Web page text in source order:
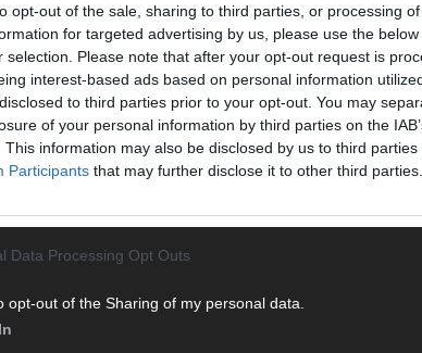
opt-out of the sale, sharing to third parties, or processing
for targeted advertising by us, please use the
selection. Please note that after your opt-out request is
interest-based ads based on personal information
to third parties prior to your opt-out. You may
of your personal information by third parties on the
This information may also be disclosed by us to third parties
Participants that may further disclose it to other third parties.
Data Processing Opt Outs
opt-out of the Sharing of my personal data.
Team hinter den News, Storys und Videos, die ihr auf